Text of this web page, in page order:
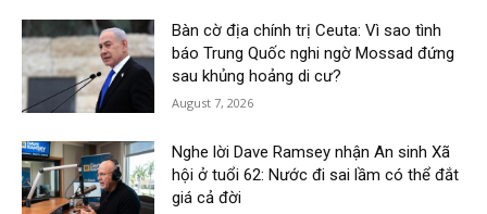
Bàn cờ địa chính trị Ceuta: Vì sao tình
báo Trung Quốc nghi ngờ Mossad đứng
sau khủng hoảng di cư?
August 7, 2026
Nghe lời Dave Ramsey nhận An sinh Xã
hội ở tuổi 62: Nước đi sai lầm có thể đắt
giá cả đời